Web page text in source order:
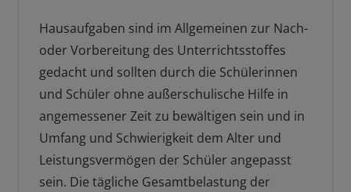
Hausaufgaben sind im Allgemeinen zur Nach-
oder Vorbereitung des Unterrichtsstoffes
gedacht und sollten durch die Schülerinnen
und Schüler ohne außerschulische Hilfe in
angemessener Zeit zu bewältigen sein und in
Umfang und Schwierigkeit dem Alter und
Leistungsvermögen der Schüler angepasst
sein. Die tägliche Gesamtbelastung der